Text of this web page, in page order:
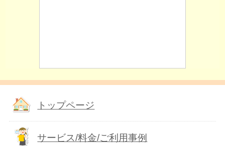
トップページ
サービス/料金/ご利用事例